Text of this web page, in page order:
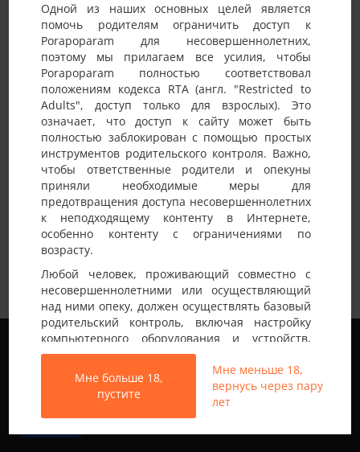
Одной из наших основных целей является
помочь родителям ограничить доступ к
Porapoparam для несовершеннолетних,
поэтому мы прилагаем все усилия, чтобы
Porapoparam полностью соответствовал
положениям кодекса RTA (англ. "Restricted to
Adults", доступ только для взрослых). Это
означает, что доступ к сайту может быть
полностью заблокирован с помощью простых
инструментов родительского контроля. Важно,
чтобы ответственные родители и опекуны
приняли необходимые меры для
предотвращения доступа несовершеннолетних
к неподходящему контенту в Интернете,
особенно контенту с ограничениями по
возрасту.
Любой человек, проживающий совместно с
несовершеннолетними или осуществляющий
над ними опеку, должен осуществлять базовый
родительский контроль, включая настройку
компьютерного оборудования и устройств,
установку программного обеспечения или
подключение услуг фильтрации от провайдера,
чтобы заблокировать доступ
несовершеннолетних к неподходящему
контенту.
Мне больше 18,
пустите
Мне меньше 18,
вернусь через пару
лет
Фото Активность
Детали анкеты
Имя на сайте
Parochka
Возраст
25-30 лет
Страна
Украина
Город Винница
Немного о себе:
Все права защищены © 2013-2026
Свинг знакомства не только в Украине
Мы используем файлы cookie, чтобы обеспечить
наилучшее качество работы на нашем сайте.
Подробнее узнать о том, какие файлы cookie мы
используем, или отключить их можно в разделе